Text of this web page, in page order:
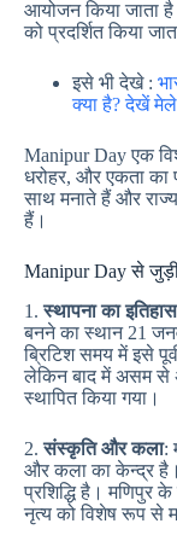
आयोजन किया जाता
को प्रदर्शित किया
इसे भी देखे :
क्या है? देखें मेले
Manipur Day एक
धरोहर, और एकता का
साथ मनाते हैं और
हैं।
Manipur Day से
1.स्थापना का इतिहास
बनने का स्थान 21
ब्रिटिश समय में इसे
लेकिन बाद में असम
स्थापित किया गया।
2.संस्कृति और कला:
और कला का केन्द्र
प्रशिद्धि है। मणिपुर
नृत्य को विशेष रूप से